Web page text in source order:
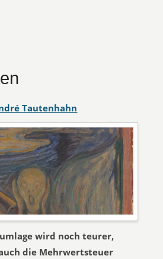
Tautenhahn
wird noch teurer,
die Mehrwertsteuer